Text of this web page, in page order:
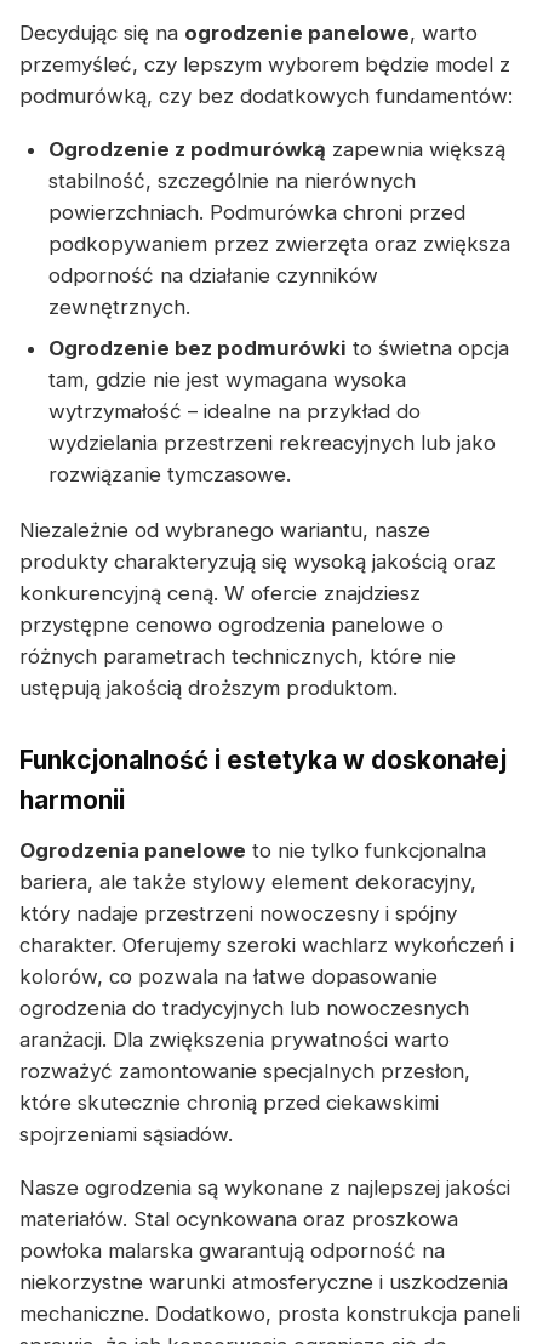
Decydując się na ogrodzenie panelowe, warto
przemyśleć, czy lepszym wyborem będzie model z
podmurówką, czy bez dodatkowych fundamentów:
Ogrodzenie z podmurówką zapewnia większą
stabilność, szczególnie na nierównych
powierzchniach. Podmurówka chroni przed
podkopywaniem przez zwierzęta oraz zwiększa
odporność na działanie czynników
zewnętrznych.
Ogrodzenie bez podmurówki to świetna opcja
tam, gdzie nie jest wymagana wysoka
wytrzymałość – idealne na przykład do
wydzielania przestrzeni rekreacyjnych lub jako
rozwiązanie tymczasowe.
Niezależnie od wybranego wariantu, nasze
produkty charakteryzują się wysoką jakością oraz
konkurencyjną ceną. W ofercie znajdziesz
przystępne cenowo ogrodzenia panelowe o
różnych parametrach technicznych, które nie
ustępują jakością droższym produktom.
Funkcjonalność i estetyka w doskonałej
harmonii
Ogrodzenia panelowe to nie tylko funkcjonalna
bariera, ale także stylowy element dekoracyjny,
który nadaje przestrzeni nowoczesny i spójny
charakter. Oferujemy szeroki wachlarz wykończeń i
kolorów, co pozwala na łatwe dopasowanie
ogrodzenia do tradycyjnych lub nowoczesnych
aranżacji. Dla zwiększenia prywatności warto
rozważyć zamontowanie specjalnych przesłon,
które skutecznie chronią przed ciekawskimi
spojrzeniami sąsiadów.
Nasze ogrodzenia są wykonane z najlepszej jakości
materiałów. Stal ocynkowana oraz proszkowa
powłoka malarska gwarantują odporność na
niekorzystne warunki atmosferyczne i uszkodzenia
mechaniczne. Dodatkowo, prosta konstrukcja paneli